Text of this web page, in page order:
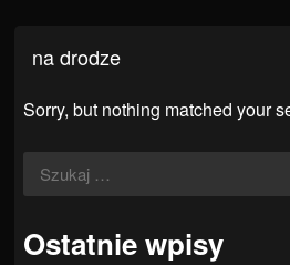
na drodze
Sorry, but nothing matched your
Szukaj:
Ostatnie wpisy